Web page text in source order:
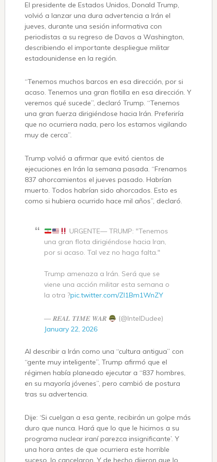
El presidente de Estados Unidos, Donald Trump,
volvió a lanzar una dura advertencia a Irán el
jueves, durante una sesión informativa con
periodistas a su regreso de Davos a Washington,
describiendo el importante despliegue militar
estadounidense en la región.
“Tenemos muchos barcos en esa dirección, por si
acaso. Tenemos una gran flotilla en esa dirección. Y
veremos qué sucede”, declaró Trump. “Tenemos
una gran fuerza dirigiéndose hacia Irán. Preferiría
que no ocurriera nada, pero los estamos vigilando
muy de cerca”.
Trump volvió a afirmar que evitó cientos de
ejecuciones en Irán la semana pasada. “Frenamos
837 ahorcamientos el jueves pasado. Habrían
muerto. Todos habrían sido ahorcados. Esto es
como si hubiera ocurrido hace mil años”, declaró.
URGENTE— TRUMP: "Tenemos
una gran flota dirigiéndose hacia Iran,
por si acaso. Tal vez no haga falta."
Trump amenaza a Irán. Será que se
viene una acción militar esta semana o
la otra ?pic.twitter.com/ZI1Bm1WnZY
— 𝑹𝑬𝑨𝑳 𝑻𝑰𝑴𝑬 𝑾𝑨𝑹
(@IntelDudee)
January 22, 2026
Al describir a Irán como una “cultura antigua” con
“gente muy inteligente”, Trump afirmó que el
régimen había planeado ejecutar a “837 hombres,
en su mayoría jóvenes”, pero cambió de postura
tras su advertencia.
Dije: ‘Si cuelgan a esa gente, recibirán un golpe más
duro que nunca. Hará que lo que le hicimos a su
programa nuclear iraní parezca insignificante’. Y
una hora antes de que ocurriera este horrible